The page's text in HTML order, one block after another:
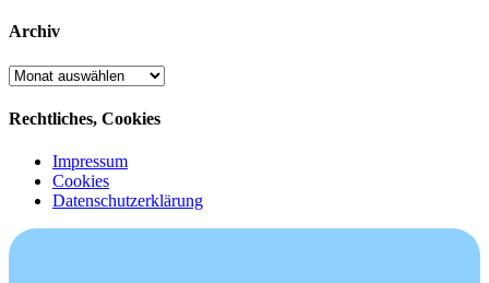
Archiv
Archiv
Rechtliches, Cookies
Impressum
Cookies
Datenschutzerklärung